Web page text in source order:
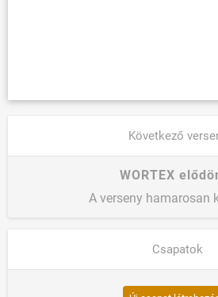
Következő
WORTEX
A verseny hamarosan
Csapatok